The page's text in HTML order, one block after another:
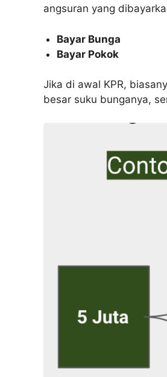
angsuran yang
Bayar Bunga
Bayar Pokok
Jika di awal KPR,
besar suku bunganya,